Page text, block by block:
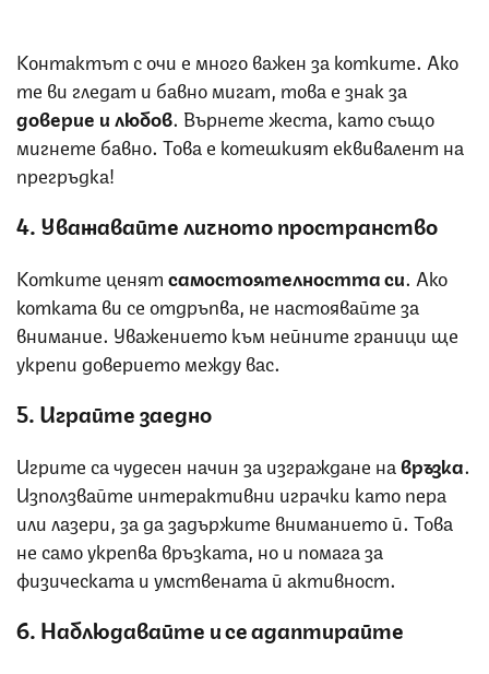
Контактът с очи е много важен за котките. Ако
те ви гледат и бавно мигат, това е знак за
доверие и любов. Върнете жеста, като също
мигнете бавно. Това е котешкият еквивалент на
прегръдка!
4. Уважавайте личното пространство
Котките ценятсамостоятелността си. Ако
котката ви се отдръпва, не настоявайте за
внимание. Уважението към нейните граници ще
укрепи доверието между вас.
5. Играйте заедно
Игрите са чудесен начин за изграждане навръзка.
Използвайте интерактивни играчки като пера
или лазери, за да задържите вниманието й. Това
не само укрепва връзката, но и помага за
физическата и умствената й активност.
6. Наблюдавайте и се адаптирайте